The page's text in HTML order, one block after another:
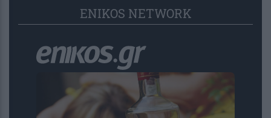
ENIKOS NETWORK